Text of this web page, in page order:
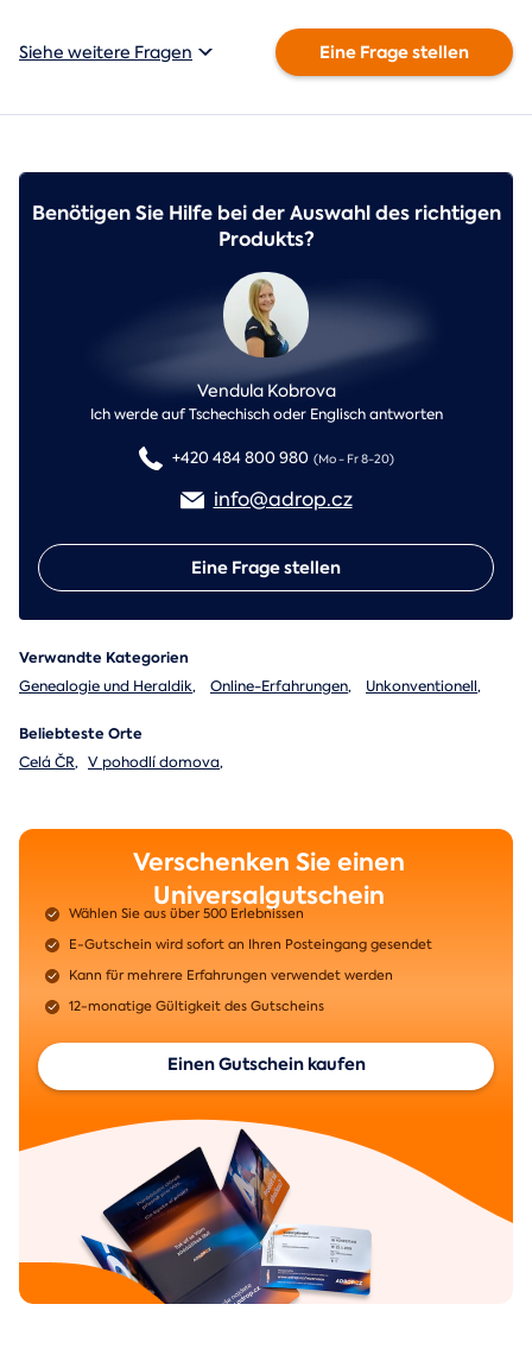
Siehe weitere Fragen Eine Frage stellen
Benötigen Sie Hilfe bei der Auswahl des richtigen
Produkts?
Vendula Kobrova
Ich werde auf Tschechisch oder Englisch antworten
+420 484 800 980 (Mo - Fr 8-20)
info@adrop.cz
Eine Frage stellen
Verwandte Kategorien
Genealogie und Heraldik, Online-Erfahrungen, Unkonventionell,
Beliebteste Orte
Celá ČR, V pohodlí domova,
Verschenken Sie einen
Universalgutschein
Wählen Sie aus über 500 Erlebnissen
E-Gutschein wird sofort an Ihren Posteingang gesendet
Kann für mehrere Erfahrungen verwendet werden
12-monatige Gültigkeit des Gutscheins
Einen Gutschein kaufen